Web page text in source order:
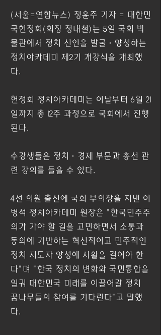
(서울=연합뉴스) 정윤주 기자 = 대한민
국헌정회(회장 정대철)는 5일 국회 박
물관에서 정치 신인을 발굴·양성하는
정치아카데미 제2기 개강식을 개최했
다.
헌정회 정치아카데미는 이날부터 6월 21
일까지 총 12주 과정으로 국회에서 진행
된다.
수강생들은 정치·경제 부문과 총선 관
련 강의를 들을 수 있다.
4선 의원 출신에 국회 부의장을 지낸 이
병석 정치아카데미 원장은 "한국민주주
의가 가야 할 길을 고민하면서 소통과
동의에 기반하는 혁신적이고 민주적인
정치 지도자 양성에 사활을 걸어야 한
다"며 "한국 정치의 변화와 국민통합을
일궈 대한민국 미래를 이끌어갈 정치
꿈나무들의 참여를 기다린다"고 말했
다.